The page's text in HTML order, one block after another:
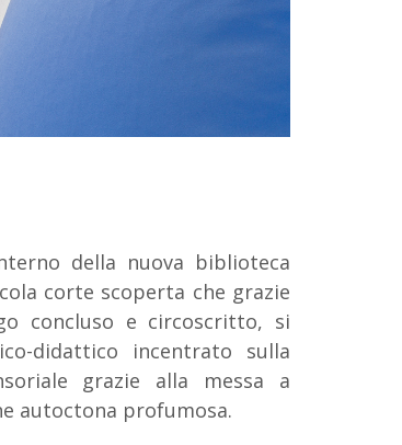
della nuova biblioteca
corte scoperta che grazie
concluso e circoscritto, si
didattico incentrato sulla
grazie alla messa a
autoctona profumosa.